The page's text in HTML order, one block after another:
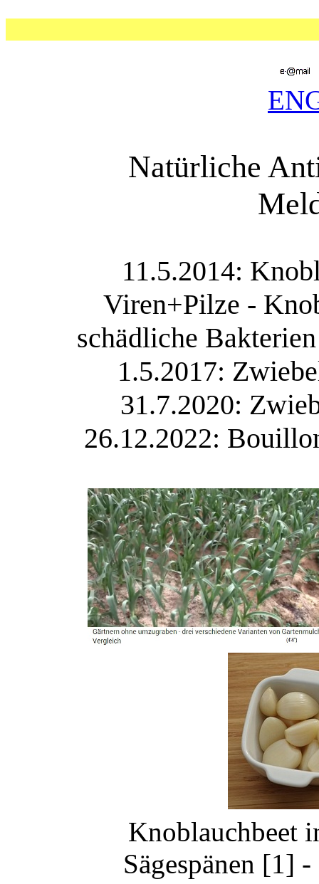
Natürliche
11.5.2014:
Viren+Pilze -
schädliche
1.5.2017:
31.7.2020:
26.12.2022:
Knoblauchbeet
Sägespänen [1]